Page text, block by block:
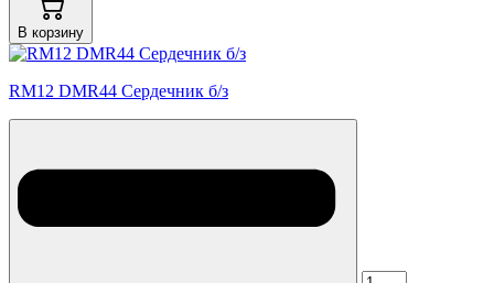
В корзину
RM12 DMR44 Сердечник б/з